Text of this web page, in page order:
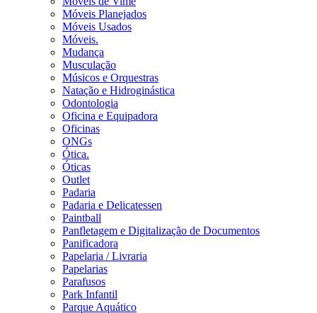
Móveis Planejados
Móveis Usados
Móveis.
Mudança
Musculação
Músicos e Orquestras
Natação e Hidroginástica
Odontologia
Oficina e Equipadora
Oficinas
ONGs
Ótica.
Óticas
Outlet
Padaria
Padaria e Delicatessen
Paintball
Panfletagem e Digitalização de Documentos
Panificadora
Papelaria / Livraria
Papelarias
Parafusos
Park Infantil
Parque Aquático